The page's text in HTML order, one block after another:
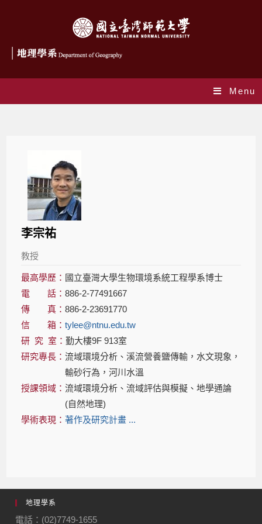
Menu
李宗祐
教授
最高學歷： 國立臺灣大學生物環境系統工程學系博士
電 話：886-2-77491667
傳 真：886-2-23691770
信 箱：tylee@ntnu.edu.tw
研 究 室：勤大樓9F 913室
研究專長：流域環境分析、溪流營養鹽傳輸，水文現象，
輸砂行為，河川水溫
授課領域：流域環境分析、流域評估與模擬、地學通論
(自然地理)
學術表現：著作及研究計畫 ...
地理學系
電話：(02)7749-1655